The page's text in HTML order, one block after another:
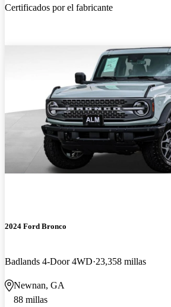
Certificados por el fabricante
2024 Ford Bronco
Badlands 4-Door 4WD 23,358 millas
Newnan, GA
88 millas